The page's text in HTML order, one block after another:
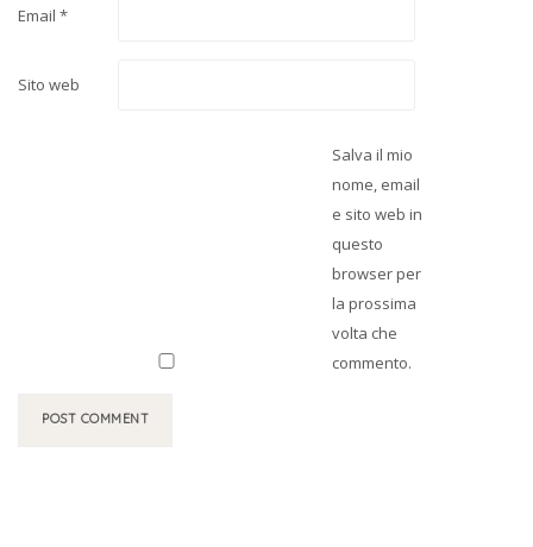
Email *
Sito web
Salva il mio
nome, email
e sito web in
questo
browser per
la prossima
volta che
commento.